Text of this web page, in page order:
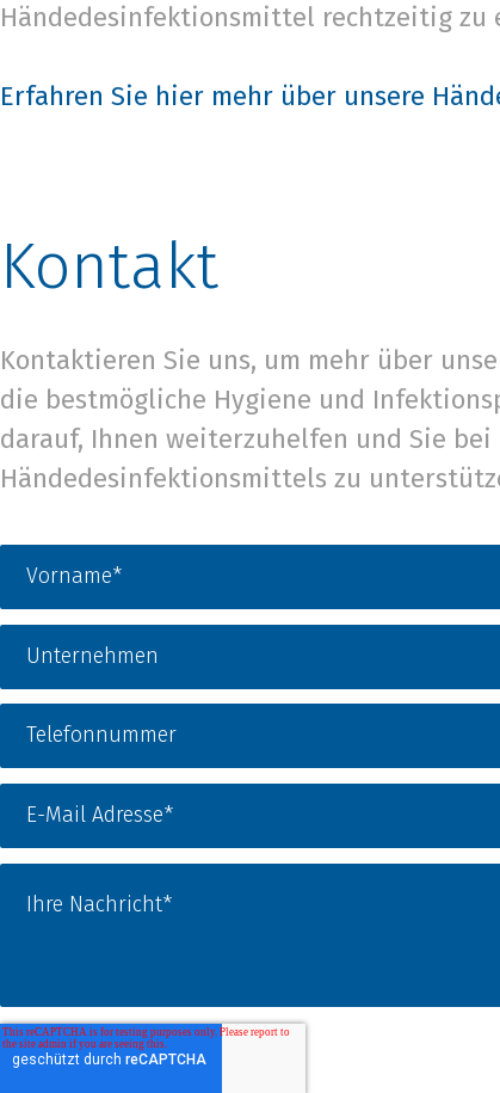
Händedesinfektionsmittel rechtzeitig zu
Erfahren Sie hier mehr über unsere
Kontakt
Kontaktieren Sie uns, um mehr über
die bestmögliche Hygiene und
darauf, Ihnen weiterzuhelfen und Sie bei
Händedesinfektionsmittels zu